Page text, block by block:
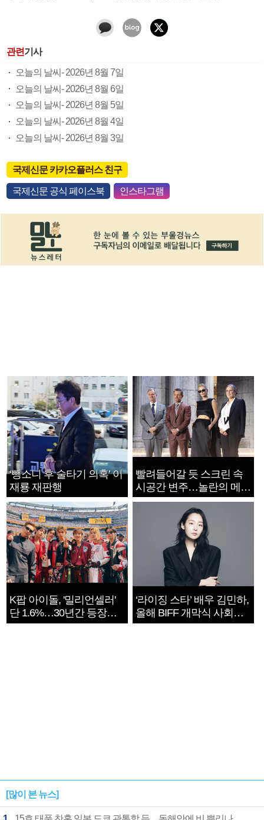
관련기사
오늘의 날씨- 2026년 8월 7일
오늘의 날씨- 2026년 8월 6일
오늘의 날씨- 2026년 8월 5일
오늘의 날씨- 2026년 8월 4일
오늘의 날씨- 2026년 8월 3일
국제신문 카카오플러스 친구
국제신문 공식 페이스북 인스타그램
‘뺑소니 후 술타기 의혹’ 이
재룡 재판행
빨려들어갈 듯 스크린 속
시공간 변주…놀란의 메시
지는 ‘전쟁 속죄’
K팝 아이돌, '밀리언셀러'
단 1.6%…30년간 등장
1182개팀 전수조사
‘라이징 스타’ 배우 김민하,
올해 BIFF 개막식 사회자
확정
[많이 본 뉴스]